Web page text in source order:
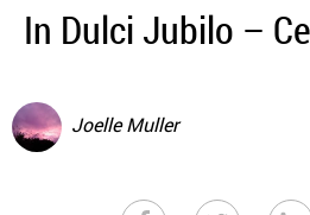
In Dulci Jubilo –
Joelle Muller